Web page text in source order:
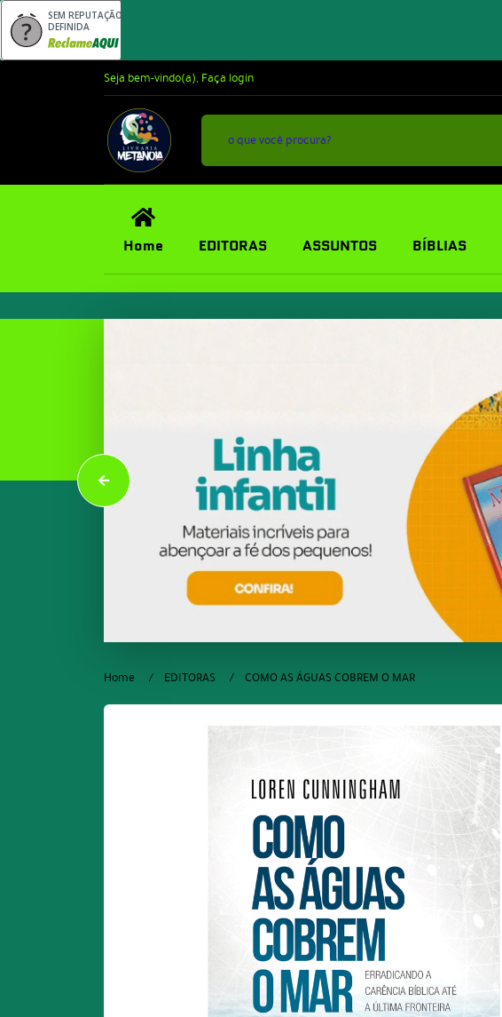
SEM REPUTAÇÃO
DEFINIDA
Seja bem-vindo(a), Faça login
Home EDITORAS ASSUNTOS BÍBLIAS
Home EDITORAS COMO AS ÁGUAS COBREM O MAR